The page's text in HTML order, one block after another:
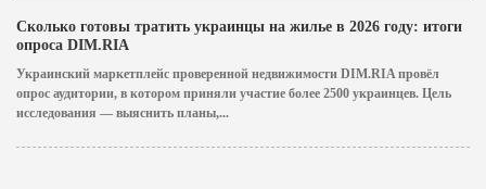
Сколько готовы тратить украинцы на жилье в 2026 году: итоги
опроса DIM.RIA
Украинский маркетплейс проверенной недвижимости DIM.RIA провёл
опрос аудитории, в котором приняли участие более 2500 украинцев. Цель
исследования — выяснить планы,...